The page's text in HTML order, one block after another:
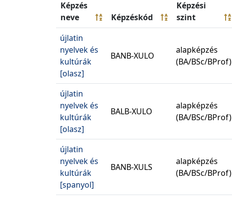
Képzés
neve
Képzéskód
Képzési
szint
újlatin
nyelvek és
kultúrák
[olasz]
BANB-XULO
alapképzés
(BA/BSc/BProf)
újlatin
nyelvek és
kultúrák
[olasz]
BALB-XULO
alapképzés
(BA/BSc/BProf)
újlatin
nyelvek és
kultúrák
[spanyol]
BANB-XULS
alapképzés
(BA/BSc/BProf)